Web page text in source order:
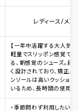
レディース/メン
【一年中活躍する大人気ラ
軽量でスリッポン感覚で
る、新感覚のシューズ。段
く設計されており、矯正度
ンソールは高いクッション
いるため、長時間の使用も
・季節問わず利用したい方